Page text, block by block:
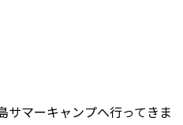
サマーキャンプへ行ってきま